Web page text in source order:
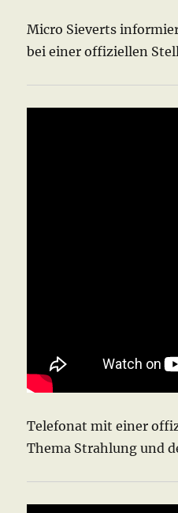
Micro Sieverts
bei einer offiziellen
Telefonat mit einer
Thema Strahlung und